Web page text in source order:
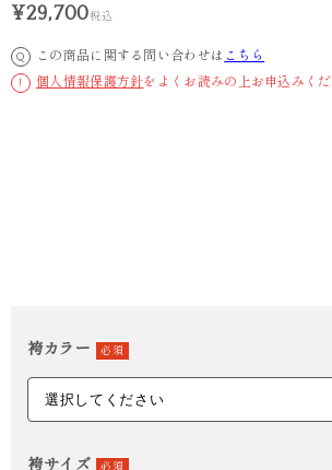
¥29,700税込
Q この商品に関する問い合わせは こちら
! 個人情報保護方針をよくお読みの上お申込みくだ
袴カラー 必須
袴サイズ 必須